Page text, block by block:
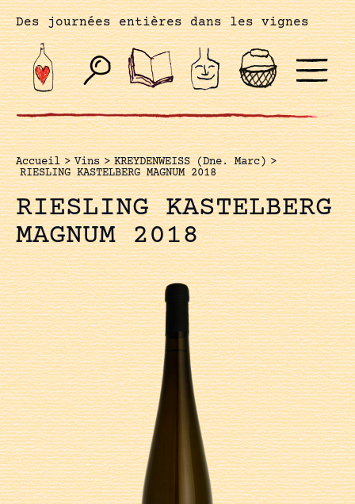
Des journées entières dans les vignes
Accueil > Vins > KREYDENWEISS (Dne. Marc) >
RIESLING KASTELBERG MAGNUM 2018
RIESLING KASTELBERG
MAGNUM 2018